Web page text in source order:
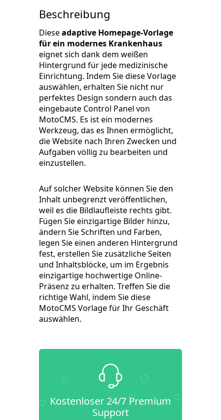
Beschreibung
Dieseadaptive Homepage-Vorlage
für ein modernes Krankenhaus
eignet sich dank dem weißen
Hintergrund für jede medizinische
Einrichtung. Indem Sie diese Vorlage
auswählen, erhalten Sie nicht nur
perfektes Design sondern auch das
eingebaute Control Panel von
MotoCMS. Es ist ein modernes
Werkzeug, das es Ihnen ermöglicht,
die Website nach Ihren Zwecken und
Aufgaben völlig zu bearbeiten und
einzustellen.
Auf solcher Website können Sie den
Inhalt unbegrenzt veröffentlichen,
weil es die Bildlaufleiste rechts gibt.
Fügen Sie einzigartige Bilder hinzu,
ändern Sie Schriften und Farben,
legen Sie einen anderen Hintergrund
fest, erstellen Sie zusätzliche Seiten
und Inhaltsblöcke, um im Ergebnis
einzigartige hochwertige Online-
Präsenz zu erhalten. Treffen Sie die
richtige Wahl, indem Sie diese
MotoCMS Vorlage für Ihr Geschäft
auswählen.
Kostenloser 24/7 Premium
Support